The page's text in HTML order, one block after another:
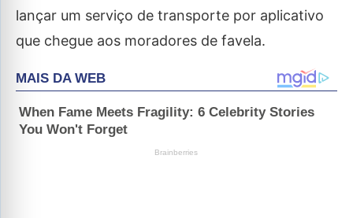
lançar um serviço de transporte por aplicativo
que chegue aos moradores de favela.